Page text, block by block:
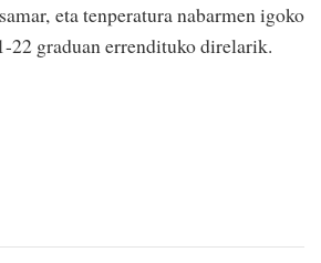
eta tenperatura nabarmen igoko
22 graduan errendituko direlarik.